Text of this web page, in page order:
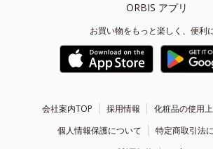
ORBIS アプリ
お買い物をもっと楽しく、便利
会社案内TOP 採用情報
化粧品の使用
個人情報保護について
特定商取引法